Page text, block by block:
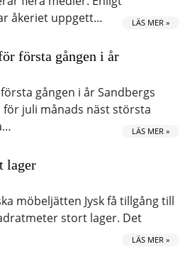
åkeriet uppgett…
LÄS MER »
första gången i år
gången i år Sandbergs
juli månads näst största
LÄS MER »
lager
möbeljätten Jysk få tillgång till
stort lager. Det
LÄS MER »